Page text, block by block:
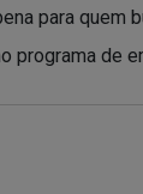
para
programa de